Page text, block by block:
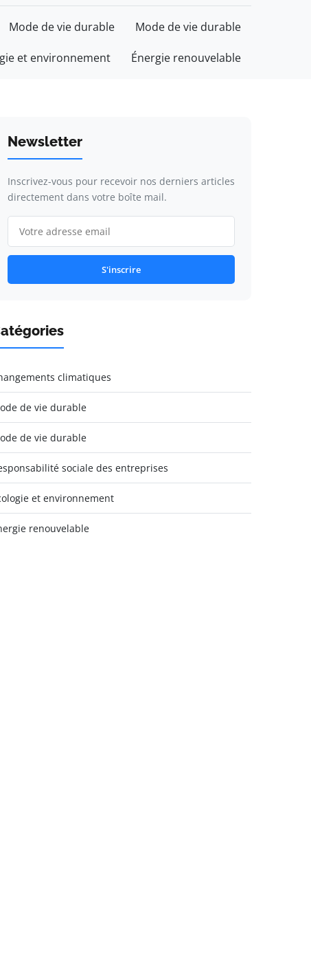
Mode de vie durable Mode de vie durable
et environnement Énergie renouvelable
Newsletter
Inscrivez-vous pour recevoir nos derniers articles
directement dans votre boîte mail.
S'inscrire
climatiques
de vie durable
de vie durable
sociale des entreprises
et environnement
renouvelable